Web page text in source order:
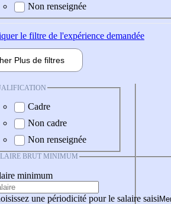
Non renseignée
le filtre de l'expérience demandée
Plus de filtres
Cadre
Non cadre
Non renseignée
BRUT MINIMUM
minimum
une périodicité pour le salaire saisi